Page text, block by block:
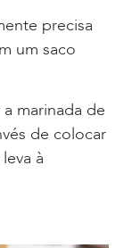
precisa
um saco
marinada de
de colocar
à